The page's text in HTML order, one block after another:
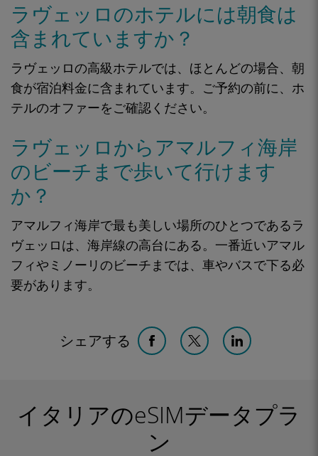
ラヴェッロのホテルには朝食は
含まれていますか？
ラヴェッロの高級ホテルでは、ほとんどの場合、朝
食が宿泊料金に含まれています。ご予約の前に、ホ
テルのオファーをご確認ください。
ラヴェッロからアマルフィ海岸
のビーチまで歩いて行けます
か？
アマルフィ海岸で最も美しい場所のひとつであるラ
ヴェッロは、海岸線の高台にある。一番近いアマル
フィやミノーリのビーチまでは、車やバスで下る必
要があります。
シェアする
イタリアのeSIMデータプラ
ン